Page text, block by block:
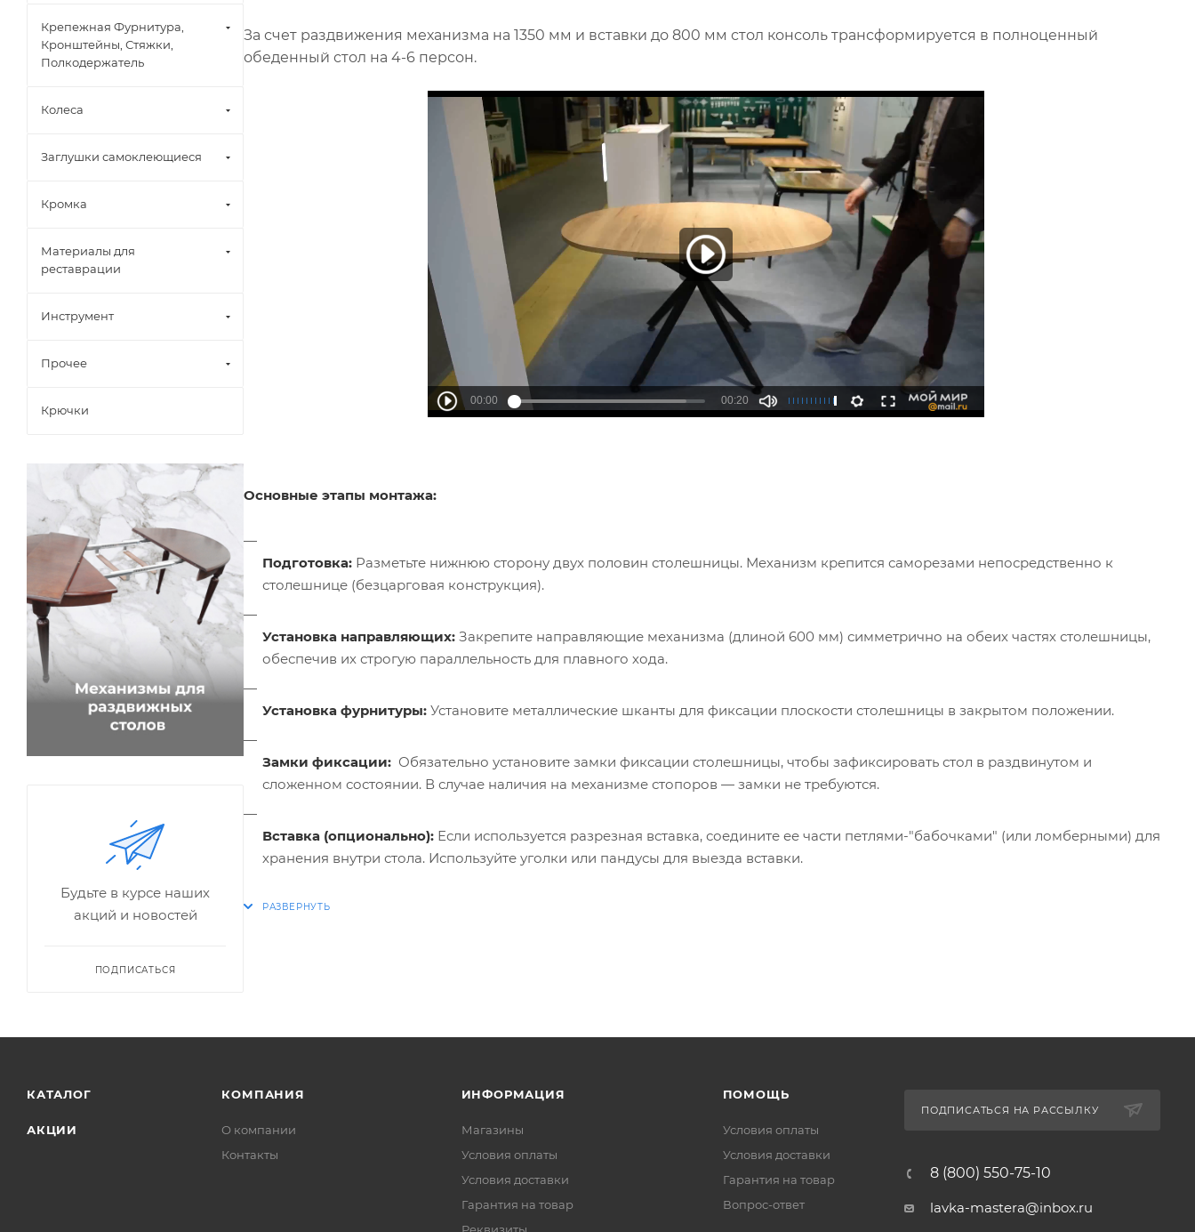
За счет раздвижения механизма на 1350 мм и вставки до 800 мм стол консоль трансформируется в полноценный
обеденный стол на 4-6 персон.
Основные этапы монтажа:
Подготовка: Разметьте нижнюю сторону двух половин столешницы. Механизм крепится саморезами непосредственно к
столешнице (безцарговая конструкция).
Установка направляющих: Закрепите направляющие механизма (длиной 600 мм) симметрично на обеих частях столешницы,
обеспечив их строгую параллельность для плавного хода.
Установка фурнитуры: Установите металлические шканты для фиксации плоскости столешницы в закрытом положении.
Замки фиксации: Обязательно установите замки фиксации столешницы, чтобы зафиксировать стол в раздвинутом и
сложенном состоянии. В случае наличия на механизме стопоров — замки не требуются.
Вставка (опционально): Если используется разрезная вставка, соедините ее части петлями-"бабочками" (или ломберными) для
хранения внутри стола. Используйте уголки или пандусы для выезда вставки.
Крепежная Фурнитура,
Кронштейны, Стяжки,
Полкодержатель
Колеса
Заглушки самоклеющиеся
Кромка
Материалы для
реставрации
Инструмент
Прочее
Крючки
Будьте в курсе наших
акций и новостей
ПОДПИСАТЬСЯ
КАТАЛОГ
АКЦИИ
КОМПАНИЯ
О компании
Контакты
ИНФОРМАЦИЯ
Магазины
Условия оплаты
Условия доставки
Гарантия на товар
ПОМОЩЬ
Условия оплаты
Условия доставки
Гарантия на товар
Вопрос-ответ
ПОДПИСАТЬСЯ НА РАССЫЛКУ
8 (800) 550-75-10
lavka-mastera@inbox.ru